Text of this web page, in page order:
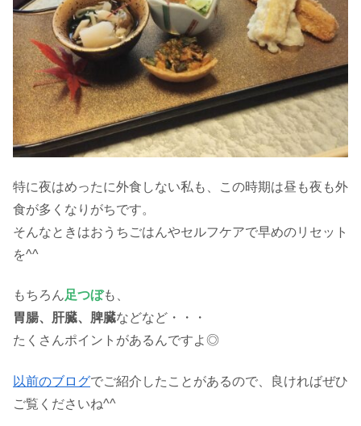
特に夜はめったに外食しない私も、この時期は昼も夜も外
食が多くなりがちです。
そんなときはおうちごはんやセルフケアで早めのリセット
を^^
もちろん足つぼも、
胃腸、肝臓、脾臓などなど・・・
たくさんポイントがあるんですよ◎
以前のブログでご紹介したことがあるので、良ければぜひ
ご覧くださいね^^